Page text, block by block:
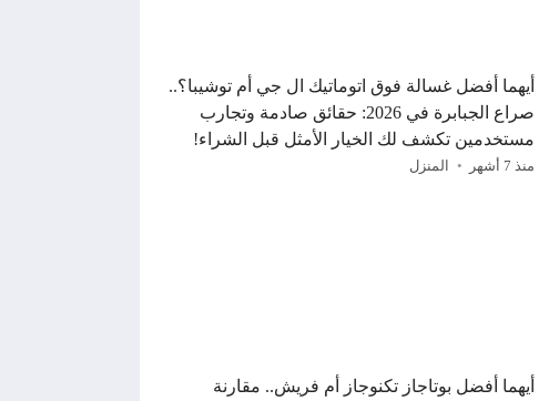
أيهما أفضل غسالة فوق اتوماتيك ال جي أم توشيبا؟..
صراع الجبابرة في 2026: حقائق صادمة وتجارب
مستخدمين تكشف لك الخيار الأمثل قبل الشراء!
منذ 7 أشهر المنزل
أيهما أفضل بوتاجاز تكنوجاز أم فريش.. مقارنة